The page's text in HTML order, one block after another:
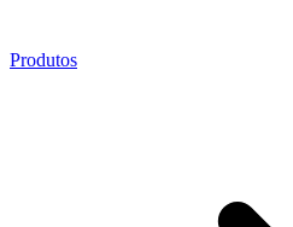
Produtos